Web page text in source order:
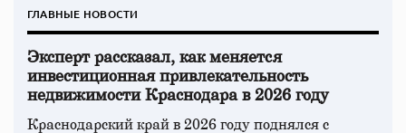
ГЛАВНЫЕ НОВОСТИ
Эксперт рассказал, как меняется
инвестиционная привлекательность
недвижимости Краснодара в 2026 году
Краснодарский край в 2026 году поднялся с